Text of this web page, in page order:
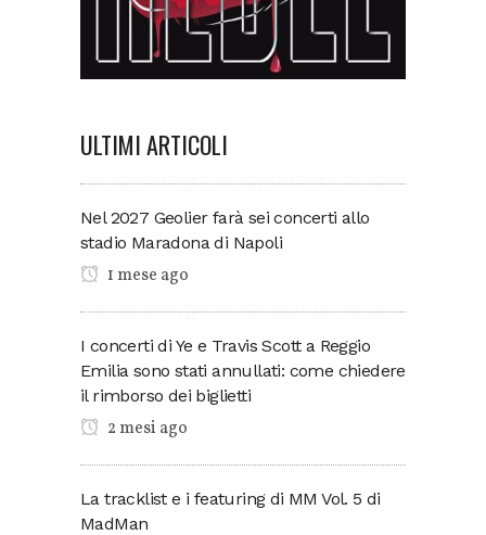
ULTIMI ARTICOLI
Nel 2027 Geolier farà sei concerti allo
stadio Maradona di Napoli
1 mese ago
I concerti di Ye e Travis Scott a Reggio
Emilia sono stati annullati: come chiedere
il rimborso dei biglietti
2 mesi ago
La tracklist e i featuring di MM Vol. 5 di
MadMan